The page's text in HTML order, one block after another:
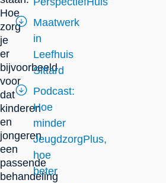
Hoe
zorg
je
er
bijvoorbeeld
voor
dat
kinderen
en
jongeren
een
passende
behandeling
Maatwerk
in
Leefhuis
Sittard
Podcast:
Hoe
minder
JeugdzorgPlus,
hoe
beter